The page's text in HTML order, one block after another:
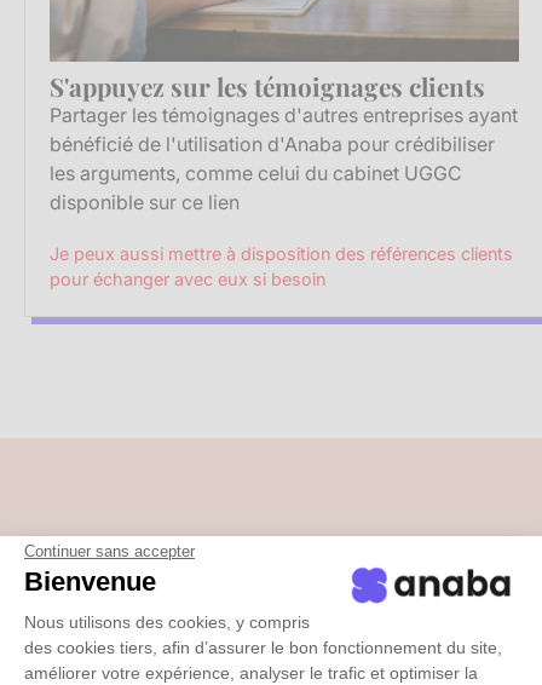
Continuer sans accepter
Bienvenue
Nous utilisons des cookies, y compris
des cookies tiers, afin d’assurer le bon fonctionnement du site,
améliorer votre expérience, analyser le trafic et optimiser la
S'appuyez sur les témoignages clients
Partager les témoignages d'autres entreprises ayant
bénéficié de l'utilisation d'Anaba pour crédibiliser
les arguments, comme celui du cabinet UGGC
disponible sur ce lien
Je peux aussi mettre à disposition des références clients
pour échanger avec eux si besoin
Vous êtes la clé pour
intégrer anaba chez
Ferdi